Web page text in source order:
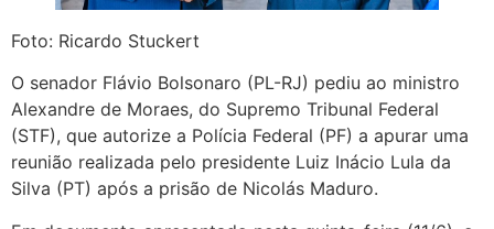
Foto: Ricardo Stuckert
O senador Flávio Bolsonaro (PL-RJ) pediu ao ministro
Alexandre de Moraes, do Supremo Tribunal Federal
(STF), que autorize a Polícia Federal (PF) a apurar uma
reunião realizada pelo presidente Luiz Inácio Lula da
Silva (PT) após a prisão de Nicolás Maduro.